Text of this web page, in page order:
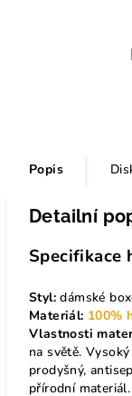
Popis
Detailní
Specifikace
Styl: dámské
Materiál: 100%
Vlastnosti
na světě.
prodyšný,
přírodní